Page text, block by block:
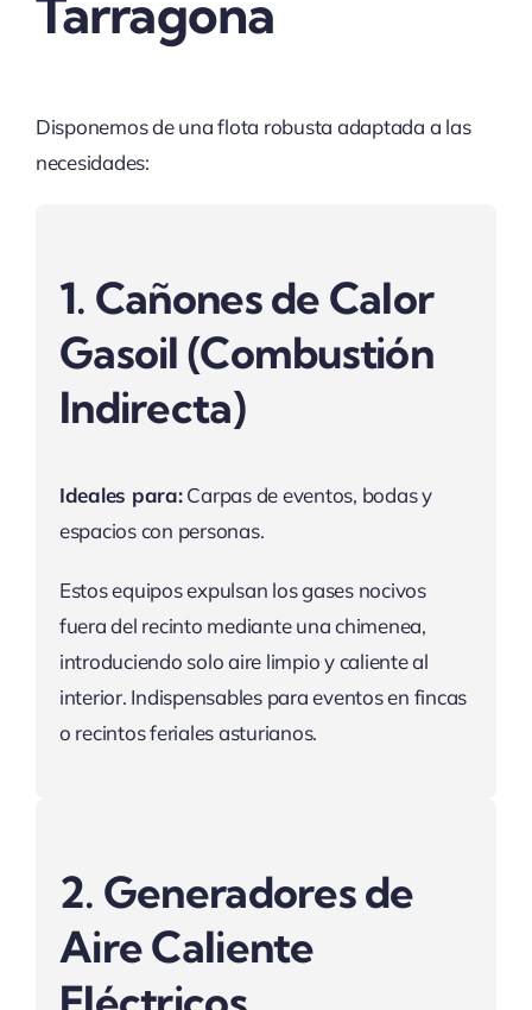
Tarragona
Disponemos de una flota robusta adaptada a las
necesidades:
1. Cañones de Calor
Gasoil (Combustión
Indirecta)
Ideales para:Carpas de eventos, bodas y
espacios con personas.
Estos equipos expulsan los gases nocivos
fuera del recinto mediante una chimenea,
introduciendo solo aire limpio y caliente al
interior. Indispensables para eventos en fincas
o recintos feriales asturianos.
2. Generadores de
Aire Caliente